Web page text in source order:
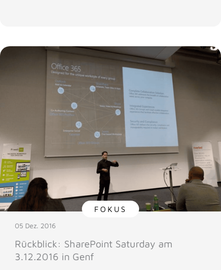
FOKUS
05 Dez. 2016
Rückblick: SharePoint Saturday am
3.12.2016 in Genf